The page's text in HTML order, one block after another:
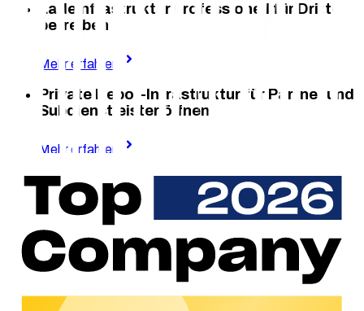
Ladeinfrastruktur professionell für Dritte
betreiben
Mehr erfahren
Private Depot-Infrastruktur für Partner und
Subdienstleister öffnen
Mehr erfahren
Laden für Besucher und Gäste
Mehr erfahren
Die eigene Flotte am
Unternehmensstandort laden
Mehr erfahren